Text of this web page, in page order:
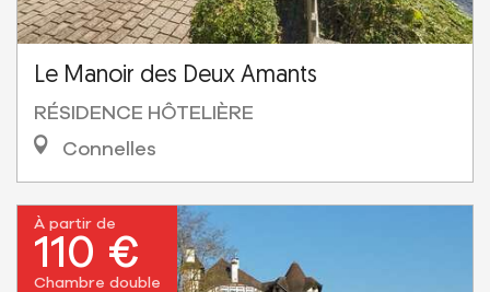
Le Manoir des Deux Amants
RÉSIDENCE HÔTELIÈRE
Connelles
À partir de
110 €
Chambre double